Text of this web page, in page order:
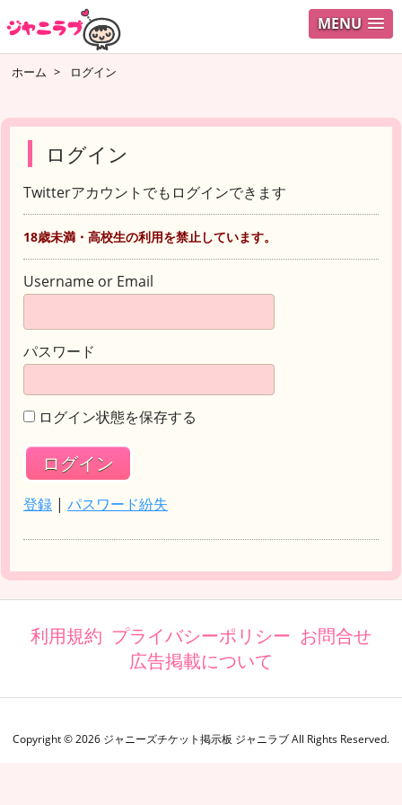
MENU
ホーム > ログイン
ログイン
Twitterアカウントでもログインできます
18歳未満・高校生の利用を禁止しています。
Username or Email
パスワード
ログイン状態を保存する
登録 | パスワード紛失
利用規約 プライバシーポリシー お問合せ
広告掲載について
Copyright ©2026 ジャニーズチケット掲示板 ジャニラブAll Rights Reserved.